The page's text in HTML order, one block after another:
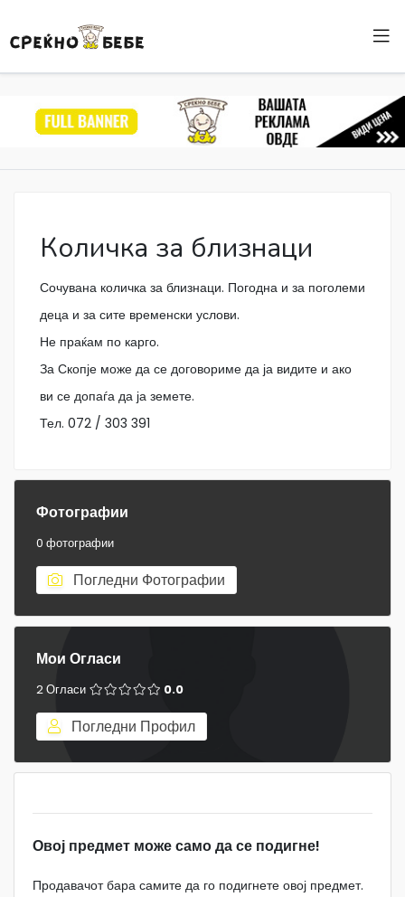
Количка за близнаци
Сочувана количка за близнаци. Погодна и за поголеми
деца и за сите временски услови.
Не праќам по карго.
За Скопје може да се договориме да ја видите и ако
ви се допаѓа да ја земете.
Тел. 072 / 303 391
Фотографии
0 фотографии
Погледни Фотографии
Мои Огласи
2 Огласи 0.0
Погледни Профил
Овој предмет може само да се подигне!
Продавачот бара самите да го подигнете овој предмет.